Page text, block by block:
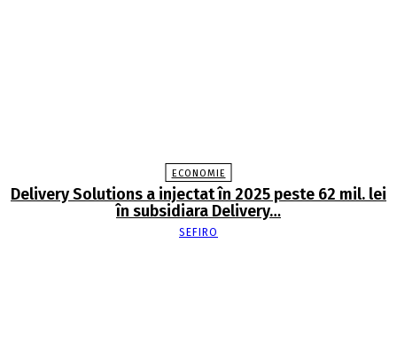
ECONOMIE
Delivery Solutions a injectat în 2025 peste 62 mil. lei
în subsidiara Delivery…
SEFIRO